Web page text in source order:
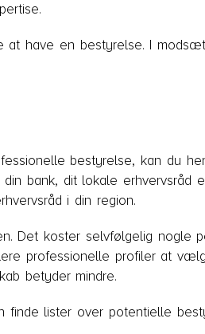
have en bestyrelse. I
bestyrelse, kan du
bank, dit lokale erhvervsråd
i din region.
Det koster selvfølgelig nogle
professionelle profiler at
betyder mindre.
lister over potentielle